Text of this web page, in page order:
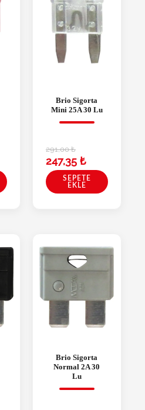
Brio Sigorta
Mini 25A 30 Lu
291,00₺
247,35 ₺
SEPETE
EKLE
Brio Sigorta
Normal 2A 30
Lu